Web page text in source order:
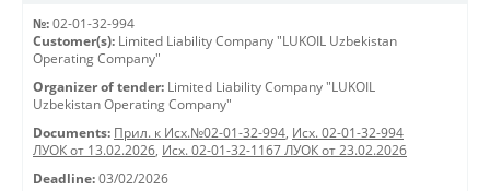
№: 02-01-32-994
Customer(s): Limited Liability Company "LUKOIL Uzbekistan
Operating Company"
Organizer of tender: Limited Liability Company "LUKOIL
Uzbekistan Operating Company"
Documents: Прил. к Исх.№02-01-32-994, Исх. 02-01-32-994
ЛУОК от 13.02.2026, Исх. 02-01-32-1167 ЛУОК от 23.02.2026
Deadline: 03/02/2026